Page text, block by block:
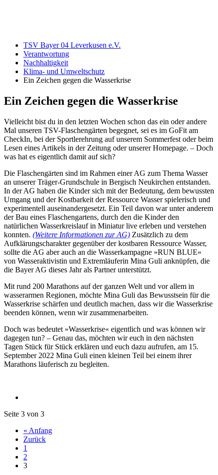
TSV Bayer 04 Leverkusen e.V.
Verantwortung
Nachhaltigkeit
Klima- und Umweltschutz
Ein Zeichen gegen die Wasserkrise
Ein Zeichen gegen die Wasserkrise
Vielleicht bist du in den letzten Wochen schon das ein oder andere
Mal unseren TSV-Flaschengärten begegnet, sei es im GoFit am
CheckIn, bei der Sportlerehrung auf unserem Sommerfest oder beim
Lesen eines Artikels in der Zeitung oder unserer Homepage. – Doch
was hat es eigentlich damit auf sich?
Die Flaschengärten sind im Rahmen einer AG zum Thema Wasser
an unserer Träger-Grundschule in Bergisch Neukirchen entstanden.
In der AG haben die Kinder sich mit der Bedeutung, dem bewussten
Umgang und der Kostbarkeit der Ressource Wasser spielerisch und
experimentell auseinandergesetzt. Ein Teil davon war unter anderem
der Bau eines Flaschengartens, durch den die Kinder den
natürlichen Wasserkreislauf in Miniatur live erleben und verstehen
konnten. (Weitere Informationen zur AG) Zusätzlich zu dem
Aufklärungscharakter gegenüber der kostbaren Ressource Wasser,
sollte die AG aber auch an die Wasserkampagne »RUN BLUE«
von Wasseraktivistin und Extremläuferin Mina Guli anknüpfen, die
die Bayer AG dieses Jahr als Partner unterstützt.
Mit rund 200 Marathons auf der ganzen Welt und vor allem in
wasserarmen Regionen, möchte Mina Guli das Bewusstsein für die
Wasserkrise schärfen und deutlich machen, dass wir die Wasserkrise
beenden können, wenn wir zusammenarbeiten.
Doch was bedeutet »Wasserkrise« eigentlich und was können wir
dagegen tun? – Genau das, möchten wir euch in den nächsten
Tagen Stück für Stück erklären und euch dazu aufrufen, am 15.
September 2022 Mina Guli einen kleinen Teil bei einem ihrer
Marathons läuferisch zu begleiten.
Seite 3 von 3
« Anfang
Zurück
1
2
3